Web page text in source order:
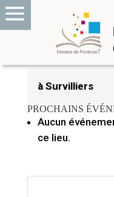
1 septembre 2023
à Survilliers
PROCHAINS
Aucun
ce lieu.